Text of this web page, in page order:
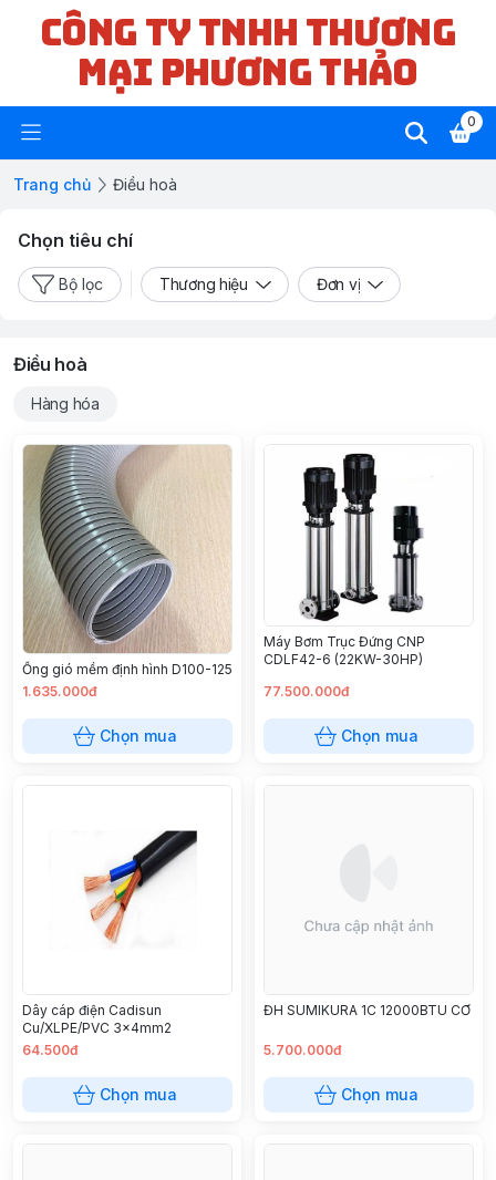
CÔNG TY TNHH THƯƠNG
MẠI PHƯƠNG THẢO
0
Trang chủ Điều hoà
Chọn tiêu chí
Bộ lọc Thương hiệu Đơn vị
Điều hoà
Hàng hóa
Ống gió mềm định hình D100-125
1.635.000đ
Chọn mua
Máy Bơm Trục Đứng CNP
CDLF42-6 (22KW-30HP)
77.500.000đ
Chọn mua
Dây cáp điện Cadisun
Cu/XLPE/PVC 3x4mm2
64.500đ
Chọn mua
ĐH SUMIKURA 1C 12000BTU CƠ
5.700.000đ
Chọn mua